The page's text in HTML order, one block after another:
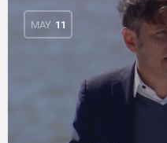
MAY 11